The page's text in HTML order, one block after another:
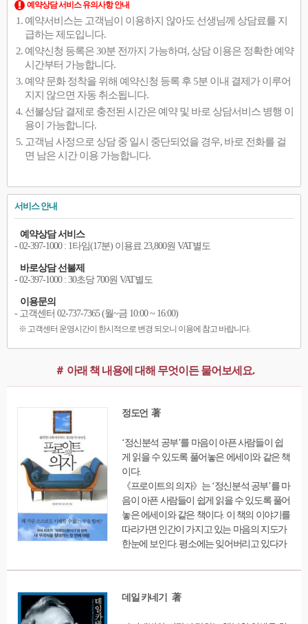
예약상담 서비스 유의사항 안내
예약서비스는 고객님이 이용하지 않아도 선생님께 상담료를 지
급하는 제도입니다.
예약신청 등록은 30분 전까지 가능하며, 상담 이용은 정확한 예약
시간부터 가능합니다.
예약 문화 정착을 위해 예약신청 등록 후 5분 이내 결제가 이루어
지지 않으면 자동 취소됩니다.
선불상담 결제로 충전된 시간은 예약 및 바로 상담서비스 병행 이
용이 가능합니다.
고객님 사정으로 상담 중 일시 중단되었을 경우, 바로 전화를 걸
면 남은 시간 이용 가능합니다.
서비스 안내
예약상담 서비스
- 02-397-1000 : 1타임(17분) 이용료 23,800원 VAT별도
바로상담 선불제
- 02-397-1000 : 30초당 700원 VAT별도
이용문의
- 고객센터 02-737-7365 (월~금 10:00 ~ 16:00)
※ 고객센터 운영시간이 한시적으로 변경 되오니 이용에 참고 바랍니다.
＃ 아래 책 내용에 대해 무엇이든 물어보세요.
정도언 著
‘정신분석 공부’를 마음이 아픈 사람들이 쉽
게 읽을 수 있도록 풀어놓은 에세이와 같은 책
이다.
《프로이트의 의자》는 ‘정신분석 공부’를 마
음이 아픈 사람들이 쉽게 읽을 수 있도록 풀어
놓은 에세이와 같은 책이다. 이 책의 이야기를
따라가면 인간이 가지고 있는 마음의 지도가
한눈에 보인다. 평소에는 잊어버리고 있다가
의 기억은 ‘전의식’에 산다. 맨 정신에는 엄두
은 ‘무의식’에 살고 있다. 유머를 잘하는 사람
데일 카네기 著